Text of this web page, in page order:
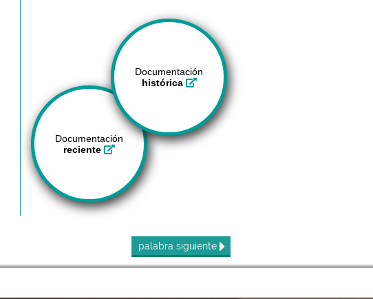
Documentación
histórica
Documentación
reciente
palabra siguiente